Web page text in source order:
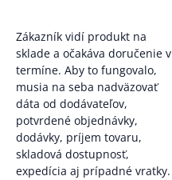
Zákazník vidí produkt na
sklade a očakáva doručenie v
termíne. Aby to fungovalo,
musia na seba nadväzovať
dáta od dodávateľov,
potvrdené objednávky,
dodávky, príjem tovaru,
skladová dostupnosť,
expedícia aj prípadné vratky.